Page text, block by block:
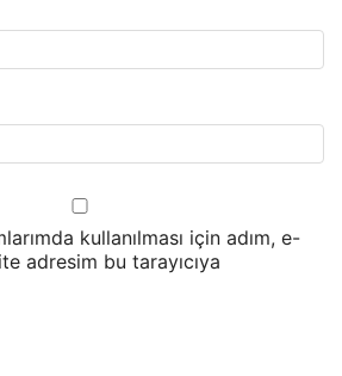
kullanılması için adım, e-
adresim bu tarayıcıya